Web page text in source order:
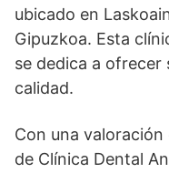
ubicado en
Gipuzkoa. Esta
se dedica a
calidad.
Con una
de Clínica Dental